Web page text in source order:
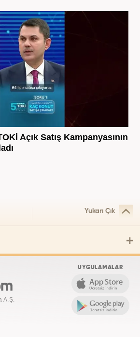
Açık Satış Kampanyasının
Yukarı Çık
A.Ş.
UYGULAMALAR